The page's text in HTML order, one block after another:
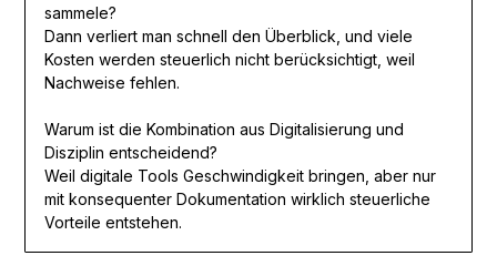
sammele?
Dann verliert man schnell den Überblick, und viele
Kosten werden steuerlich nicht berücksichtigt, weil
Nachweise fehlen.
Warum ist die Kombination aus Digitalisierung und
Disziplin entscheidend?
Weil digitale Tools Geschwindigkeit bringen, aber nur
mit konsequenter Dokumentation wirklich steuerliche
Vorteile entstehen.